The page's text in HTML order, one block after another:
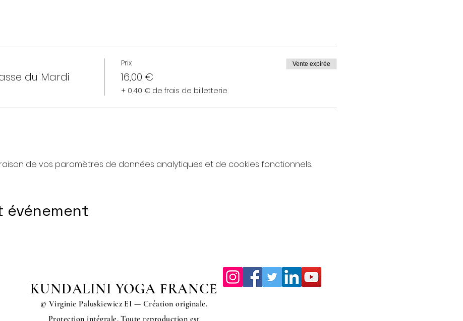
du Mardi
Prix
16,00 €
+ 0,40 € de frais de billetterie
Vente expirée
de vos paramètres de données analytiques et de cookies fonctionnels.
événement
KUNDALINI YOGA FRANCE
© Virginie Paluskiewicz EI — Création originale.
Protection intégrale. Toute reproduction est